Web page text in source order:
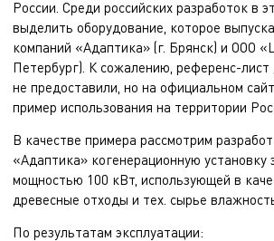
России. Среди российских разработок в
выделить оборудование, которое
компаний «Адаптика» (г. Брянск) и ООО
Петербург). К сожалению, референс-
не предоставили, но на официальном
пример использования на территории
В качестве примера рассмотрим
«Адаптика» когенерационную установку
мощностью 100 кВт, использующей в
древесные отходы и тех. сырье
По результатам эксплуатации: